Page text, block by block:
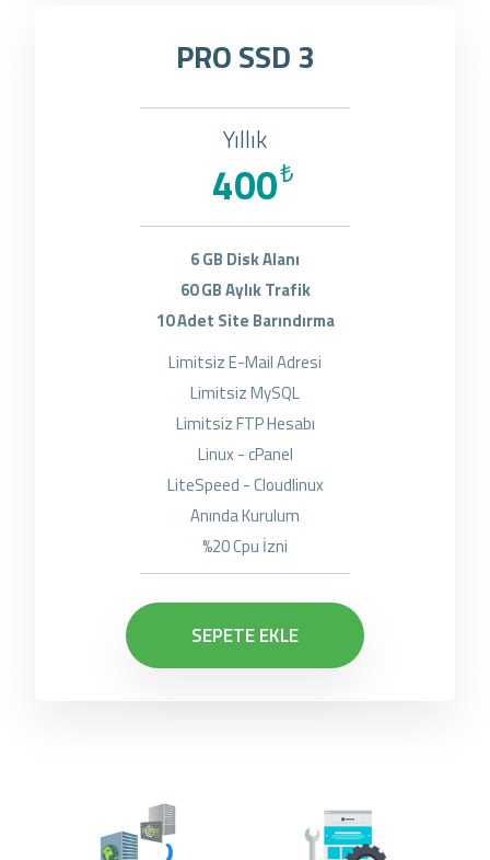
PRO SSD 3
Yıllık
₺
400
6 GB Disk Alanı
60 GB Aylık Trafik
10 Adet Site Barındırma
Limitsiz E-Mail Adresi
Limitsiz MySQL
Limitsiz FTP Hesabı
Linux - cPanel
LiteSpeed - Cloudlinux
Anında Kurulum
%20 Cpu İzni
SEPETE EKLE